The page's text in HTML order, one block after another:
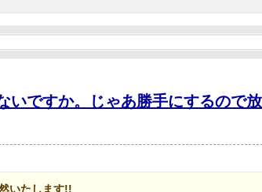
いですか。じゃあ勝手にするので
たします!!